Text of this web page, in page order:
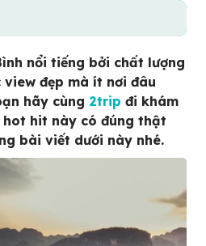
nổi tiếng bởi chất lượng
đẹp mà ít nơi đâu
hãy cùng 2trip đi khám
hot hit này có đúng thật
bài viết dưới này nhé.